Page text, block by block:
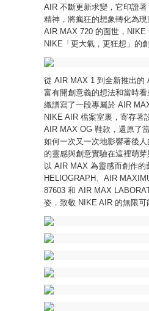
AIR 不斷更新求變，它印證
精神，將瘋狂的想象轉化為
AIR MAX 720 的面世，NIKE
NIKE「更大氣，更狂想」的
從 AIR MAX 1 到全新推出的
富有開創意義的想法和當時
織譜寫了一段專屬於 AIR
NIKE AIR 檔案室裏，寄存著
AIR MAX OG 鞋款，還原了
如何一次又一次地影響著後
的靈感與創意實驗在這裡萌
以 AIR MAX 為靈感而創作
HELIOGRAPH、AIR
87603 和 AIR MAX
姿，致敬 NIKE AIR 的無限可